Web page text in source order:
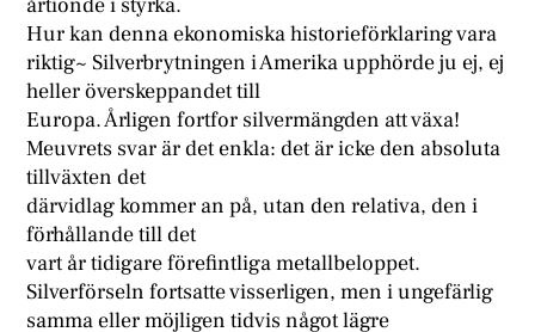
årtionde i styrka.
Hur kan denna ekonomiska historieförklaring vara
riktig~ Silverbrytningen i Amerika upphörde ju ej, ej
heller överskeppandet till
Europa. Årligen fortfor silvermängden att växa!
Meuvrets svar är det enkla: det är icke den absoluta
tillväxten det
därvidlag kommer an på, utan den relativa, den i
förhållande till det
vart år tidigare förefintliga metallbeloppet.
Silverförseln fortsatte visserligen, men i ungefärlig
samma eller möjligen tidvis något lägre